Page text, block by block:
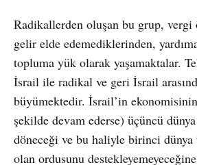
Radikallerden oluşan bu grup, vergi
gelir elde edemediklerinden,
topluma yük olarak yaşamaktalar.
İsrail ile radikal ve geri İsrail
büyümektedir. İsrail’in
şekilde devam ederse) üçüncü
döneceği ve bu haliyle birinci
olan ordusunu